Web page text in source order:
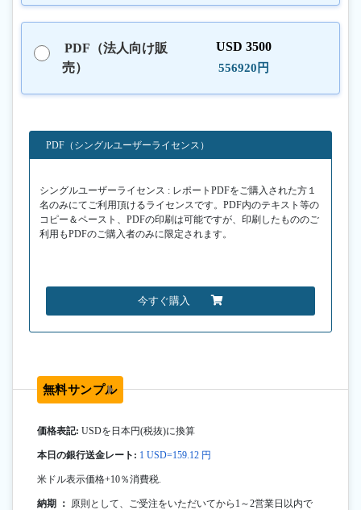
PDF（法人向け販
売）
USD 3500
556920円
PDF（シングルユーザーライセンス）
シングルユーザーライセンス : レポートPDFをご購入された方１
名のみにてご利用頂けるライセンスです。PDF内のテキスト等の
コピー＆ペースト、PDFの印刷は可能ですが、印刷したもののご
利用もPDFのご購入者のみに限定されます。
今すぐ購入
無料サンプル
価格表記: USDを日本円(税抜)に換算
本日の銀行送金レート: 1 USD=159.12 円
米ドル表示価格+10％消費税.
納期 ： 原則として、ご受注をいただいてから1～2営業日以内で